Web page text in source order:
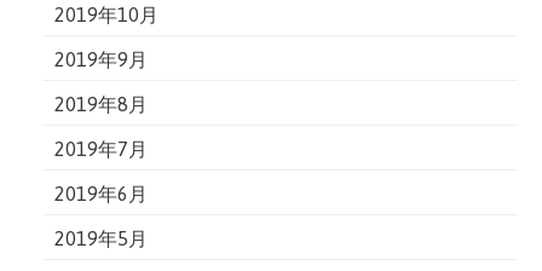
2019年10月
2019年9月
2019年8月
2019年7月
2019年6月
2019年5月